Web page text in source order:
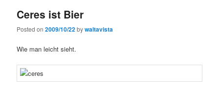
Ceres ist Bier
Posted on2009/10/22bywaltavista
Wie man leicht sieht.